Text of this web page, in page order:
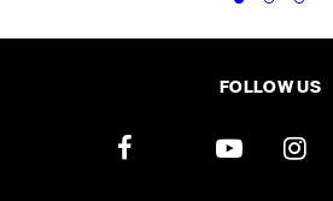
FOLLOW US